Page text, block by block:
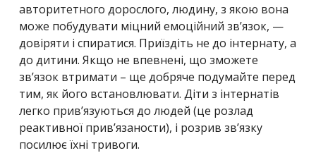
авторитетного дорослого, людину, з якою вона
може побудувати міцний емоційний зв’язок, —
довіряти і спиратися. Приїздіть не до інтернату, а
до дитини. Якщо не впевнені, що зможете
зв’язок втримати – ще добряче подумайте перед
тим, як його встановлювати. Діти з інтернатів
легко прив’язуються до людей (це розлад
реактивної прив’язаности), і розрив зв’язку
посилює їхні тривоги.